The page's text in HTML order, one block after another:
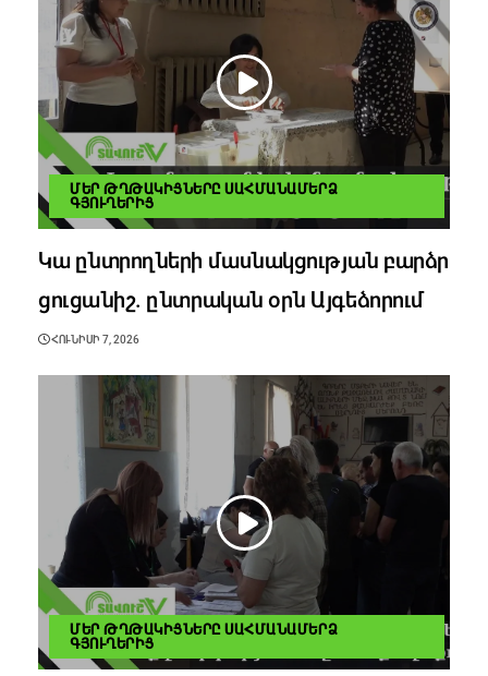
ՄԵՐ ԹՂԹԱԿԻՑՆԵՐԸ ՍԱՀՄԱՆԱՄԵՐՁ
ԳՅՈՒՂԵՐԻՑ
Կա ընտրողների մասնակցության բարձր
ցուցանիշ. ընտրական օրն Այգեձորում
ՀՈՒՆԻՍԻ 7, 2026
ՄԵՐ ԹՂԹԱԿԻՑՆԵՐԸ ՍԱՀՄԱՆԱՄԵՐՁ
ԳՅՈՒՂԵՐԻՑ